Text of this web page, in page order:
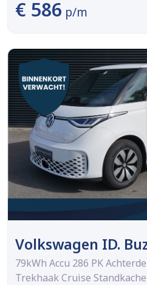
€ 586 p/m
Volkswagen ID.
79kWh Accu 286 PK
Trekhaak Cruise